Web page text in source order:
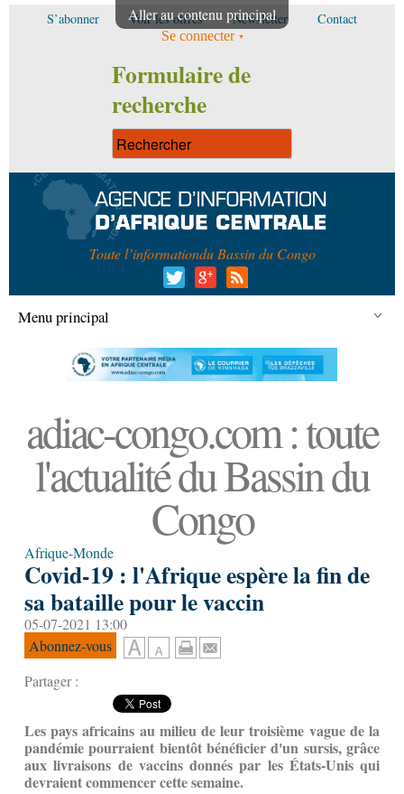
Aller au contenu principal
S’abonner Voir les offres Newsletter Contact
Se connecter
Formulaire de
recherche
Toute l’informationdu Bassin du Congo
Menu principal
adiac-congo.com : toute
l'actualité du Bassin du
Congo
Afrique-Monde
Covid-19 : l'Afrique espère la fin de
sa bataille pour le vaccin
05-07-2021 13:00
Abonnez-vous
Partager :
Les pays africains au milieu de leur troisième vague de la
pandémie pourraient bientôt bénéficier d'un sursis, grâce
aux livraisons de vaccins donnés par les États-Unis qui
devraient commencer cette semaine.